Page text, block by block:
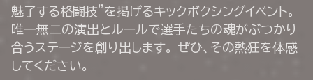
魅了する格闘技”を掲げるキックボクシングイベント。
唯一無二の演出とルールで選手たちの魂がぶつかり
合うステージを創り出します。 ぜひ、その熱狂を体感
してください。